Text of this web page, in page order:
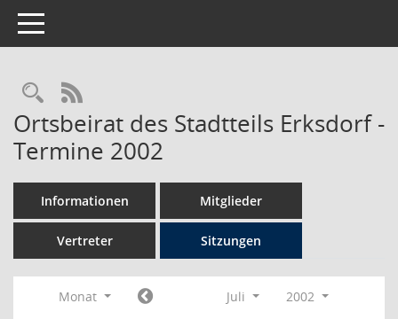
Toggle navigation
Rechercheauswahl
RSS-Feed
Ortsbeirat des Stadtteils Erksdorf -
Termine 2002
Informationen Mitglieder
Vertreter Sitzungen
Monat Juli
2002